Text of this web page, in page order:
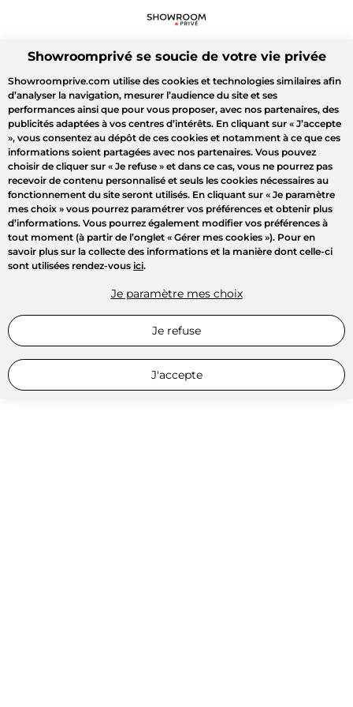
Showroomprivé se soucie de votre vie privée
Showroomprive.com utilise des cookies et technologies similaires afin
d’analyser la navigation, mesurer l’audience du site et ses
performances ainsi que pour vous proposer, avec nos partenaires, des
publicités adaptées à vos centres d’intérêts. En cliquant sur « J’accepte
», vous consentez au dépôt de ces cookies et notamment à ce que ces
informations soient partagées avec nos partenaires. Vous pouvez
choisir de cliquer sur « Je refuse » et dans ce cas, vous ne pourrez pas
recevoir de contenu personnalisé et seuls les cookies nécessaires au
fonctionnement du site seront utilisés. En cliquant sur « Je paramètre
mes choix » vous pourrez paramétrer vos préférences et obtenir plus
d’informations. Vous pourrez également modifier vos préférences à
tout moment (à partir de l’onglet « Gérer mes cookies »). Pour en
savoir plus sur la collecte des informations et la manière dont celle-ci
sont utilisées rendez-vous ici.
Je paramètre mes choix
Je refuse
J'accepte